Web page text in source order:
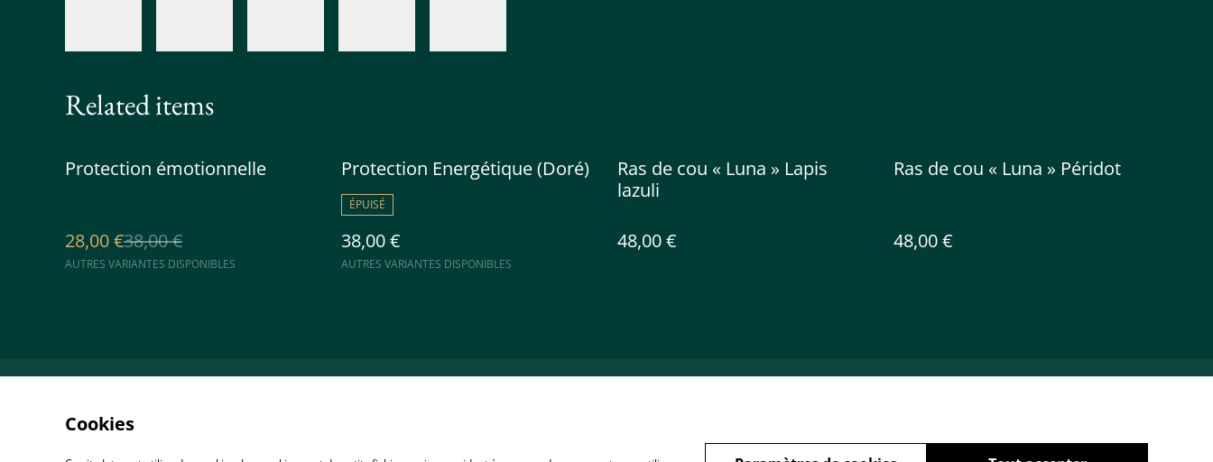
Related items
%
Protection émotionnelle
28,00 €38,00 €
AUTRES VARIANTES DISPONIBLES
Protection Energétique (Doré)
ÉPUISÉ
38,00 €
AUTRES VARIANTES DISPONIBLES
Ras de cou « Luna » Lapis
lazuli
48,00 €
Ras de cou « Luna » Péridot
48,00 €
Cookies